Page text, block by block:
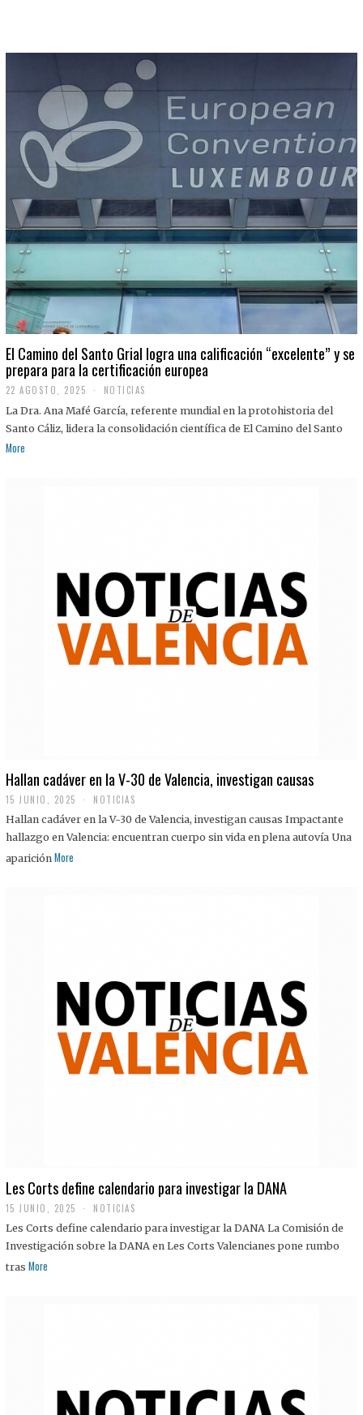
El Camino del Santo Grial logra una calificación “excelente” y se
prepara para la certificación europea
22 AGOSTO, 2025
2
A
G
NOTICIAS
La Dra. Ana Mafé García, referente mundial en la protohistoria del
Santo Cáliz, lidera la consolidación científica de El Camino del Santo
More
Hallan cadáver en la V-30 de Valencia, investigan causas
15 JUNIO, 2025 NOTICIAS
Hallan cadáver en la V-30 de Valencia, investigan causas Impactante
hallazgo en Valencia: encuentran cuerpo sin vida en plena autovía Una
aparición More
Les Corts define calendario para investigar la DANA
15 JUNIO, 2025 NOTICIAS
Les Corts define calendario para investigar la DANA La Comisión de
Investigación sobre la DANA en Les Corts Valencianes pone rumbo
tras More